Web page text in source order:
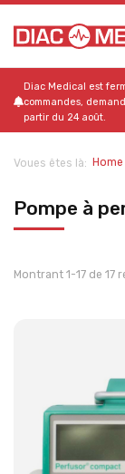
Diac Medical est
commandes,
partir du 24 août.
Voues êtes là: Home
Pompe à
Montrant 1-17 de 17